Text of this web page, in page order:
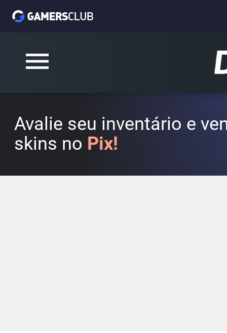
Avalie seu inventário e
skins no Pix!